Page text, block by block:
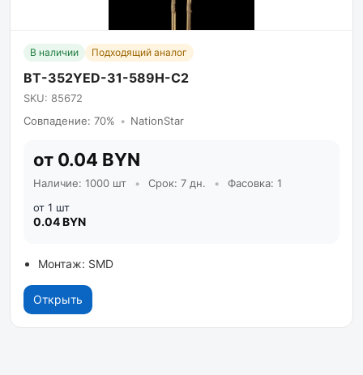
В наличии Подходящий аналог
BT-352YED-31-589H-C2
SKU: 85672
Совпадение: 70% • NationStar
от 0.04 BYN
Наличие: 1000 шт • Срок: 7 дн. •
Фасовка: 1
от 1 шт
0.04 BYN
Монтаж: SMD
Открыть